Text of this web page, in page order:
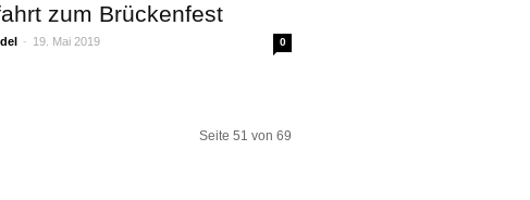
zum Brückenfest
- 19. Mai 2019 0
Seite 51 von 69